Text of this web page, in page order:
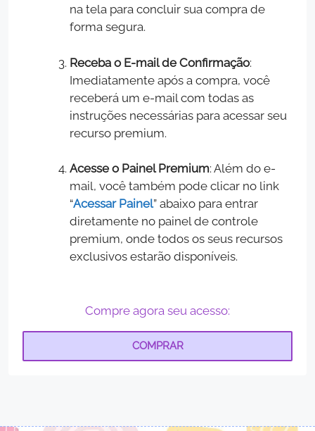
na tela para concluir sua compra de
forma segura.
Receba o E-mail de Confirmação:
Imediatamente após a compra, você
receberá um e-mail com todas as
instruções necessárias para acessar seu
recurso premium.
Acesse o Painel Premium: Além do e-
mail, você também pode clicar no link
“Acessar Painel” abaixo para entrar
diretamente no painel de controle
premium, onde todos os seus recursos
exclusivos estarão disponíveis.
Compre agora seu acesso:
COMPRAR